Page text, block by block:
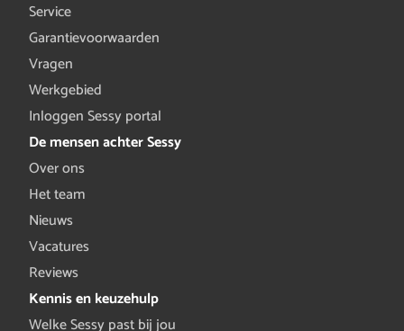
Service
Garantievoorwaarden
Vragen
Werkgebied
Inloggen Sessy portal
De mensen achter Sessy
Over ons
Het team
Nieuws
Vacatures
Reviews
Kennis en keuzehulp
Welke Sessy past bij jou